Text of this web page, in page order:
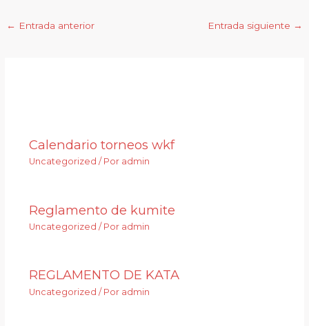
← Entrada anterior Entrada siguiente →
Calendario torneos wkf
Uncategorized / Por admin
Reglamento de kumite
Uncategorized / Por admin
REGLAMENTO DE KATA
Uncategorized / Por admin